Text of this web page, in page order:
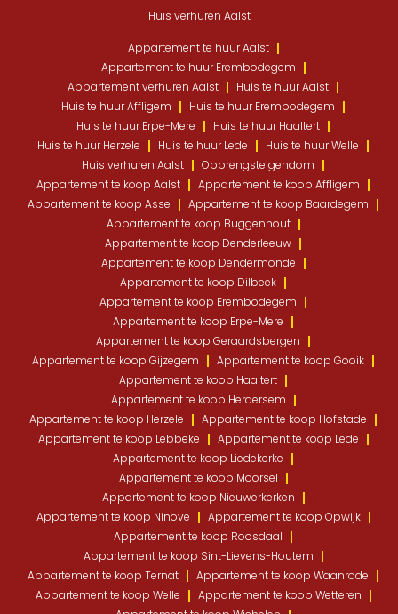
Huis verhuren Aalst
Appartement te huur Aalst
Appartement te huur Erembodegem
Appartement verhuren Aalst
Huis te huur Aalst
Huis te huur Affligem
Huis te huur Erembodegem
Huis te huur Erpe-Mere
Huis te huur Haaltert
Huis te huur Herzele
Huis te huur Lede
Huis te huur Welle
Huis verhuren Aalst
Opbrengsteigendom
Appartement te koop Aalst
Appartement te koop Affligem
Appartement te koop Asse
Appartement te koop Baardegem
Appartement te koop Buggenhout
Appartement te koop Denderleeuw
Appartement te koop Dendermonde
Appartement te koop Dilbeek
Appartement te koop Erembodegem
Appartement te koop Erpe-Mere
Appartement te koop Geraardsbergen
Appartement te koop Gijzegem
Appartement te koop Gooik
Appartement te koop Haaltert
Appartement te koop Herdersem
Appartement te koop Herzele
Appartement te koop Hofstade
Appartement te koop Lebbeke
Appartement te koop Lede
Appartement te koop Liedekerke
Appartement te koop Moorsel
Appartement te koop Nieuwerkerken
Appartement te koop Ninove
Appartement te koop Opwijk
Appartement te koop Roosdaal
Appartement te koop Sint-Lievens-Houtem
Appartement te koop Ternat
Appartement te koop Waanrode
Appartement te koop Welle
Appartement te koop Wetteren